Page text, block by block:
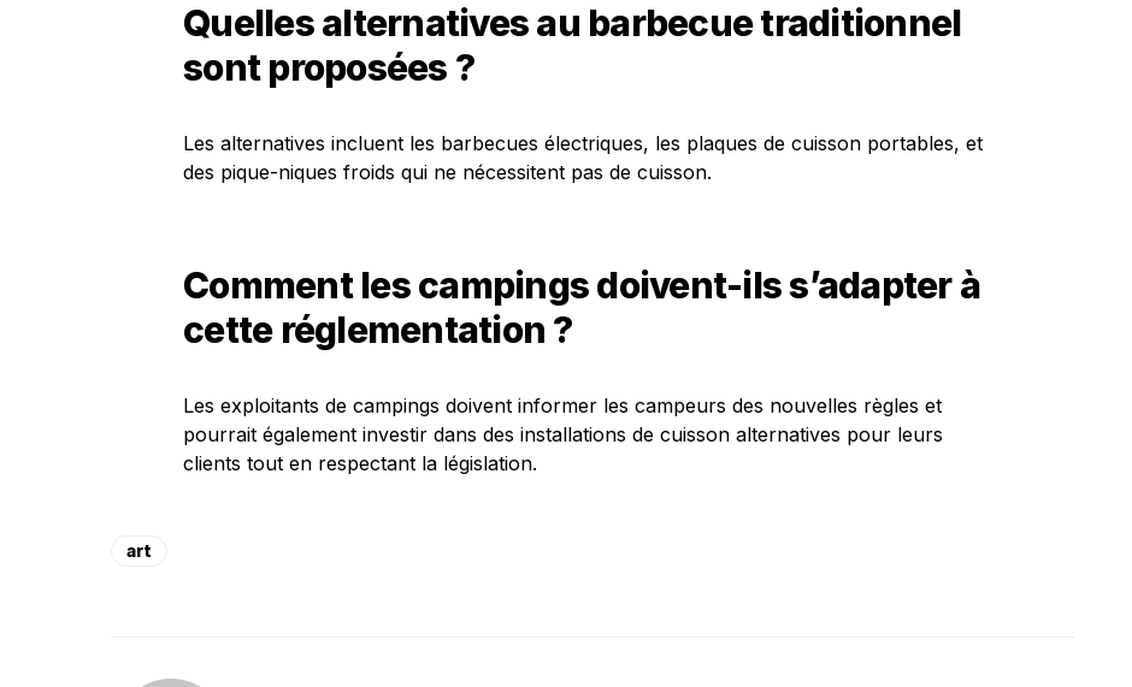
Quelles alternatives au barbecue traditionnel
sont proposées ?
Les alternatives incluent les barbecues électriques, les plaques de cuisson portables, et
des pique-niques froids qui ne nécessitent pas de cuisson.
Comment les campings doivent-ils s’adapter à
cette réglementation ?
Les exploitants de campings doivent informer les campeurs des nouvelles règles et
pourrait également investir dans des installations de cuisson alternatives pour leurs
clients tout en respectant la législation.
art